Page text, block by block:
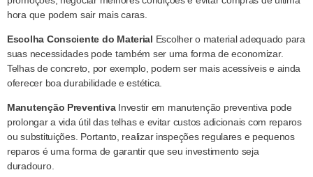
hora que podem sair mais caras.
Escolha Consciente do Material Escolher o material adequado para
suas necessidades pode também ser uma forma de economizar.
Telhas de concreto, por exemplo, podem ser mais acessíveis e ainda
oferecer boa durabilidade e estética.
Manutenção PreventivaInvestir em manutenção preventiva pode
prolongar a vida útil das telhas e evitar custos adicionais com reparos
ou substituições. Portanto, realizar inspeções regulares e pequenos
reparos é uma forma de garantir que seu investimento seja
duradouro.